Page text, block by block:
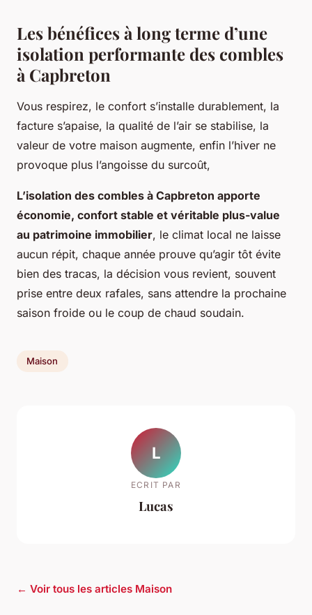
Les bénéfices à long terme d’une
isolation performante des combles
à Capbreton
Vous respirez, le confort s’installe durablement, la
facture s’apaise, la qualité de l’air se stabilise, la
valeur de votre maison augmente, enfin l’hiver ne
provoque plus l’angoisse du surcoût,
L’isolation des combles à Capbreton apporte
économie, confort stable et véritable plus-value
au patrimoine immobilier, le climat local ne laisse
aucun répit, chaque année prouve qu’agir tôt évite
bien des tracas, la décision vous revient, souvent
prise entre deux rafales, sans attendre la prochaine
saison froide ou le coup de chaud soudain.
Maison
L
ECRIT PAR
Lucas
← Voir tous les articles Maison